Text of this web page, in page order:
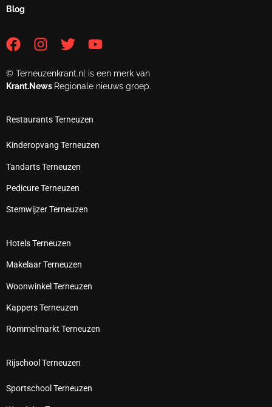
Blog
© Terneuzenkrant.nl is een merk van
Krant.News Regionale nieuws groep.
Restaurants Terneuzen
Kinderopvang Terneuzen
Tandarts Terneuzen
Pedicure Terneuzen
Stemwijzer Terneuzen
Hotels Terneuzen
Makelaar Terneuzen
Woonwinkel Terneuzen
Kappers Terneuzen
Rommelmarkt Terneuzen
Rijschool Terneuzen
Sportschool Terneuzen